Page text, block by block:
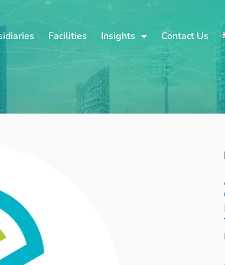
Facilities Insights Contact Us